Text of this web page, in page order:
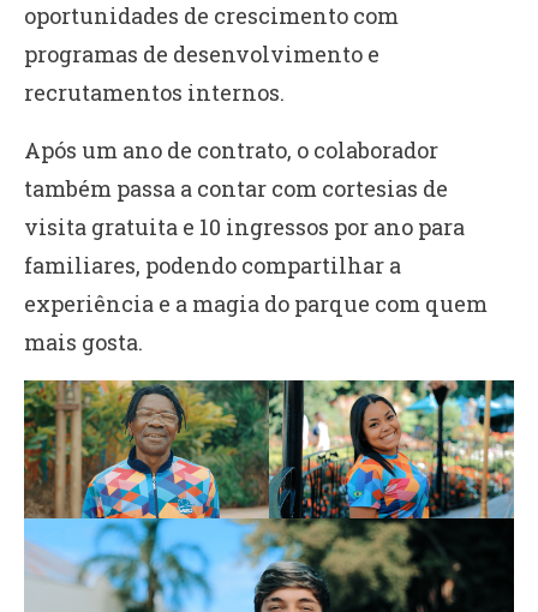
oportunidades de crescimento com
programas de desenvolvimento e
recrutamentos internos.
Após um ano de contrato, o colaborador
também passa a contar com cortesias de
visita gratuita e 10 ingressos por ano para
familiares, podendo compartilhar a
experiência e a magia do parque com quem
mais gosta.